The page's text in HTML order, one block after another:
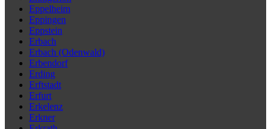
Eppelheim
Eppingen
Eppstein
Erbach
Erbach (Odenwald)
Erbendorf
Erding
Erftstadt
Erfurt
Erkelenz
Erkner